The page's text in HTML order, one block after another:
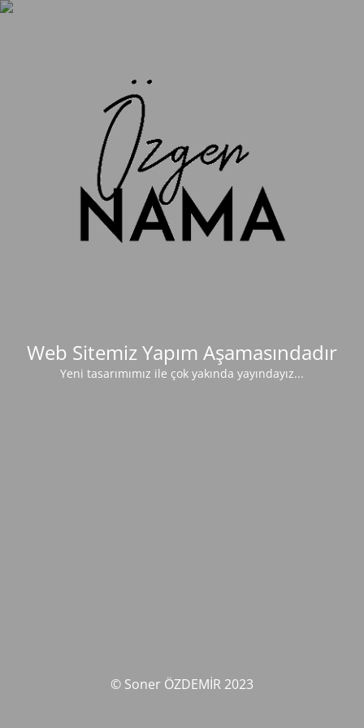
Web Sitemiz Yapım Aşamasındadır
Yeni tasarımımız ile çok yakında yayındayız...
© Soner ÖZDEMİR 2023